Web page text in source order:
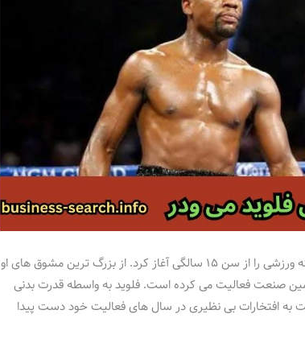
این بوکسور حرفه ای فعالیت خود در این رشته ورزشی را از سن ۱۵ سالگی آغاز کرد. از بزرگ ترین مشوق های او
صنعت فعالیت می کرده است. فلوید به واسطه قدرت بدنی
به افتخارات بی نظیری در سال های فعالیت خود دست پیدا